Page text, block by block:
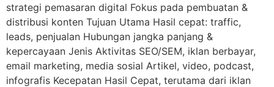
strategi pemasaran digital Fokus pada pembuatan &
distribusi konten Tujuan Utama Hasil cepat: traffic,
leads, penjualan Hubungan jangka panjang &
kepercayaan Jenis Aktivitas SEO/SEM, iklan berbayar,
email marketing, media sosial Artikel, video, podcast,
infografis Kecepatan Hasil Cepat, terutama dari iklan